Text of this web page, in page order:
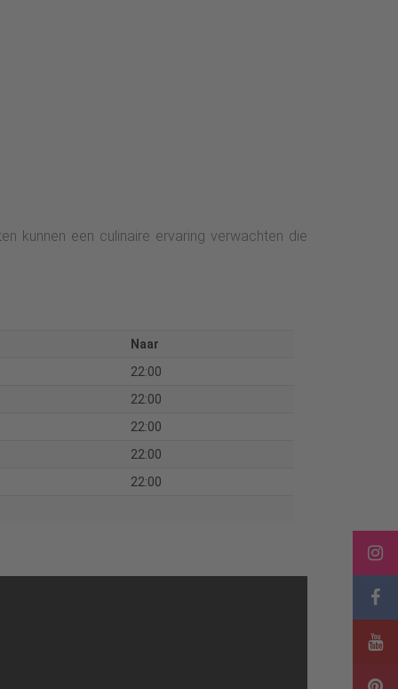
kunnen een culinaire ervaring verwachten die
Naar
22:00
22:00
22:00
22:00
22:00